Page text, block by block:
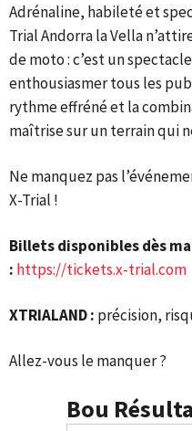
Adrénaline, habileté et
Trial Andorra la Vella
de moto : c’est un
enthousiasmer tous les
rythme effréné et la
maîtrise sur un terrain qui
Ne manquez pas
X-Trial !
Billets disponibles dès
: https://tickets.x-trial.com
XTRIALAND : précision,
Allez-vous le manquer ?
Bou